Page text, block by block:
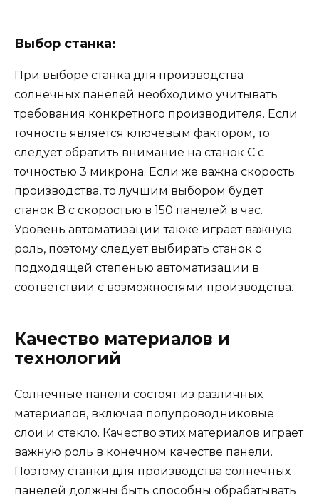
Выбор станка:
При выборе станка для производства
солнечных панелей необходимо учитывать
требования конкретного производителя. Если
точность является ключевым фактором, то
следует обратить внимание на станок C с
точностью 3 микрона. Если же важна скорость
производства, то лучшим выбором будет
станок B с скоростью в 150 панелей в час.
Уровень автоматизации также играет важную
роль, поэтому следует выбирать станок с
подходящей степенью автоматизации в
соответствии с возможностями производства.
Качество материалов и
технологий
Солнечные панели состоят из различных
материалов, включая полупроводниковые
слои и стекло. Качество этих материалов играет
важную роль в конечном качестве панели.
Поэтому станки для производства солнечных
панелей должны быть способны обрабатывать